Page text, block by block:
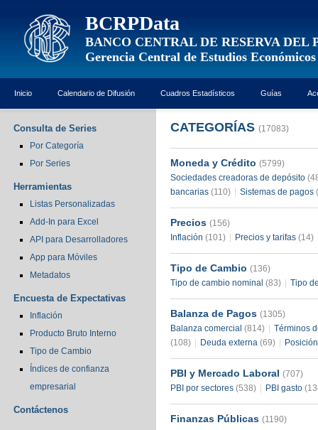
BCRPData
BANCO CENTRAL DE RESERVA DEL
Gerencia Central de Estudios Económicos
Inicio Calendario de Difusión Cuadros Estadísticos Guías
Consulta de Series
Por Categoría
Por Series
Herramientas
Listas Personalizadas
Add-In para Excel
API para Desarrolladores
App para Móviles
Metadatos
Encuesta de Expectativas
Inflación
Producto Bruto Interno
Tipo de Cambio
Índices de confianza
empresarial
Contáctenos
CATEGORÍAS (17083)
Moneda y Crédito (5799)
Sociedades creadoras de depósito
bancarias (110) Sistemas de pagos
Precios (156)
Inflación (101) Precios y tarifas (14)
Tipo de Cambio (136)
Tipo de cambio nominal (83) Tipo
Balanza de Pagos (1305)
Balanza comercial (814)
Términos
(108)
Deuda externa (69)
PBI y Mercado Laboral (707)
PBI por sectores (538) PBI gasto
Finanzas Públicas (1190)